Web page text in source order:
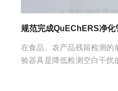
在食品、农产品残留检测的
验器具是降低检测空白干扰